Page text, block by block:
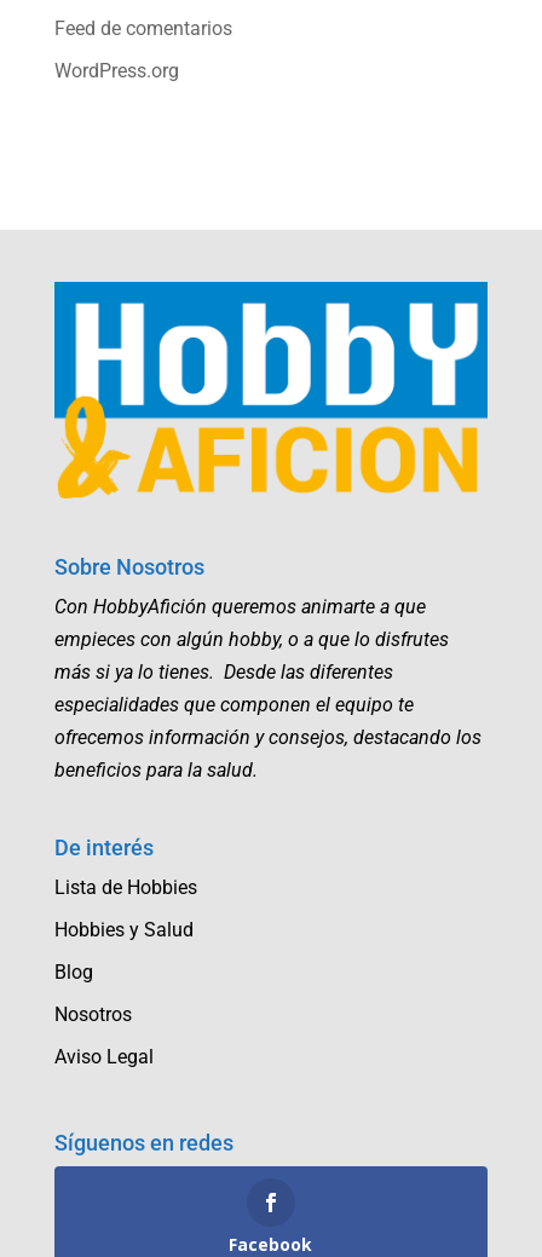
Feed de comentarios
WordPress.org
Sobre Nosotros
Con HobbyAfición queremos animarte a que
empieces con algún hobby, o a que lo disfrutes
más si ya lo tienes. Desde las diferentes
especialidades que componen el equipo te
ofrecemos información y consejos, destacando los
beneficios para la salud.
De interés
Lista de Hobbies
Hobbies y Salud
Blog
Nosotros
Aviso Legal
Síguenos en redes
Facebook